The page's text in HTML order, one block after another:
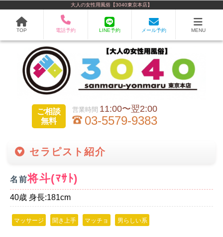
大人の女性用風俗【3040東京本店】
TOP 電話予約 LINE予約 メール予約 MENU
ご相談
無料
11:00〜翌2:00
03-5579-9383
セラピスト紹介
名前将斗(ﾏｻﾄ)
40歳 身長:181cm
マッサージ 聞き上手 マッチョ 男らしい系